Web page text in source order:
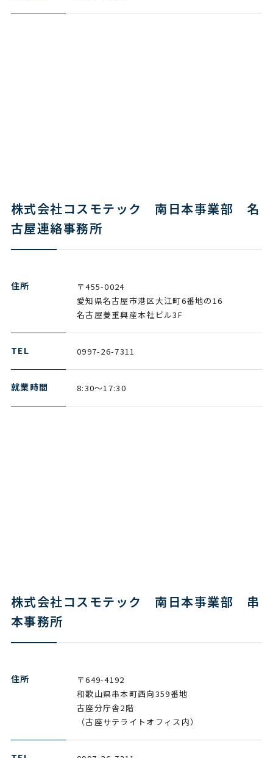
株式会社コスモテック 南日本事業部 名
古屋連絡事務所
住所
〒455-0024
愛知県名古屋市港区大江町6番地の16
名古屋菱重興産本社ビル3F
TEL 0997-26-7311
就業時間 8:30～17:30
株式会社コスモテック 南日本事業部 串
本事務所
住所
〒649-4192
和歌山県串本町西向359番地
古座分庁舎2階
（古座サテライトオフィス内）